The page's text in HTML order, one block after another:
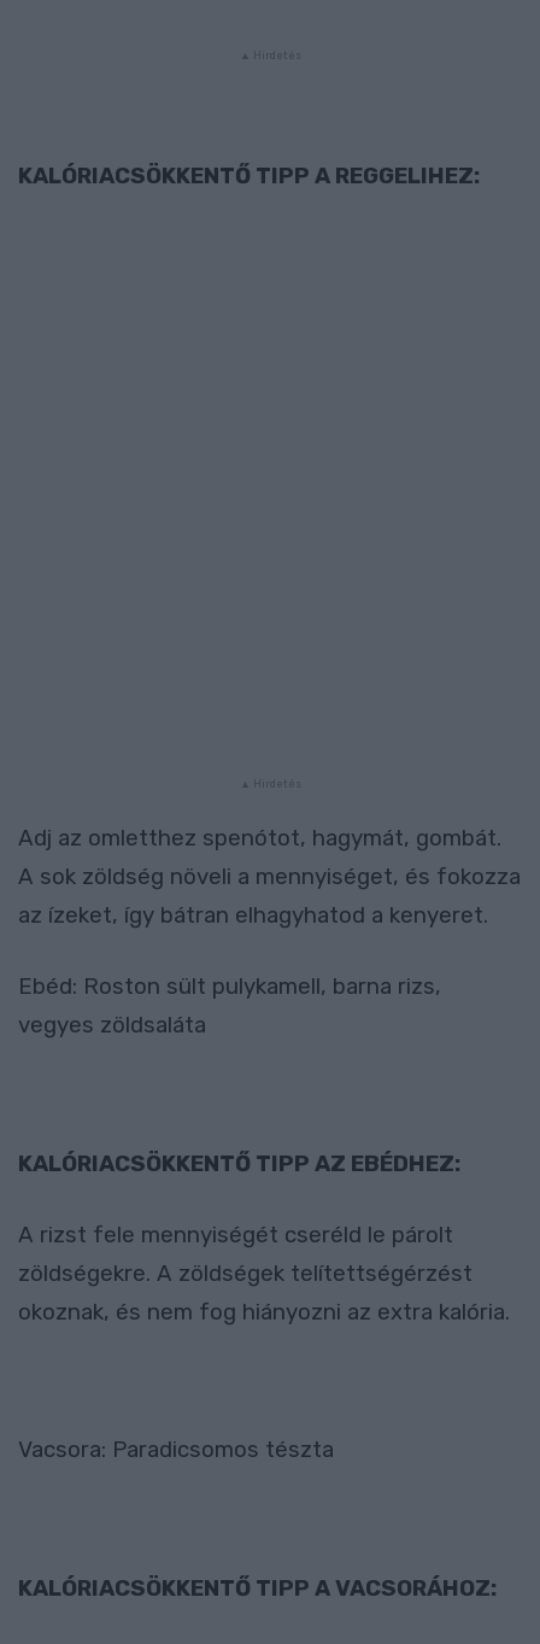
KALÓRIACSÖKKENTŐ TIPP A REGGELIHEZ:
Adj az omletthez spenótot, hagymát, gombát.
A sok zöldség növeli a mennyiséget, és fokozza
az ízeket, így bátran elhagyhatod a kenyeret.
Ebéd: Roston sült pulykamell, barna rizs,
vegyes zöldsaláta
KALÓRIACSÖKKENTŐ TIPP AZ EBÉDHEZ:
A rizst fele mennyiségét cseréld le párolt
zöldségekre. A zöldségek telítettségérzést
okoznak, és nem fog hiányozni az extra kalória.
Vacsora: Paradicsomos tészta
KALÓRIACSÖKKENTŐ TIPP A VACSORÁHOZ: